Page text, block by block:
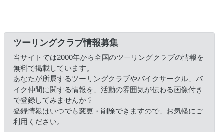
ツーリングクラブ情報募集
当サイトでは2000年から全国のツーリングクラブの情報を
無料で掲載しています。
あなたが所属するツーリングクラブやバイクサークル、バ
イク仲間に関する情報を、活動の雰囲気が伝わる画像付き
で登録してみませんか？
登録情報はいつでも変更・削除できますので、お気軽にご
利用ください。